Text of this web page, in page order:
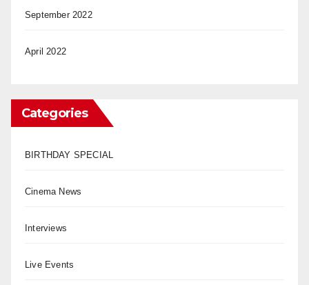
September 2022
April 2022
Categories
BIRTHDAY SPECIAL
Cinema News
Interviews
Live Events